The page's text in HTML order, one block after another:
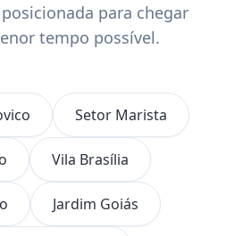
para chegar
tempo possível.
Setor Marista
Vila Brasília
Jardim Goiás